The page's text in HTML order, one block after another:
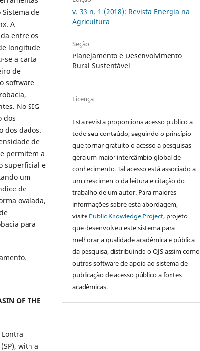
de
A
entre os
longitude
se a carta
de
software
No SIG
dos
dos dados.
de
permitem a
superficial e
um
de
ovalada,
para
OF THE
with a
v. 33 n. 1 (2018): Revista Energia na
Agricultura
Seção
Planejamento e Desenvolvimento
Rural Sustentável
Licença
Esta revista proporciona acesso publico a
todo seu conteúdo, seguindo o princípio
que tornar gratuito o acesso a pesquisas
gera um maior intercâmbio global de
conhecimento. Tal acesso está associado a
um crescimento da leitura e citação do
trabalho de um autor. Para maiores
informações sobre esta abordagem,
visite Public Knowledge Project, projeto
que desenvolveu este sistema para
melhorar a qualidade acadêmica e pública
da pesquisa, distribuindo o OJS assim como
outros software de apoio ao sistema de
publicação de acesso público a fontes
acadêmicas.